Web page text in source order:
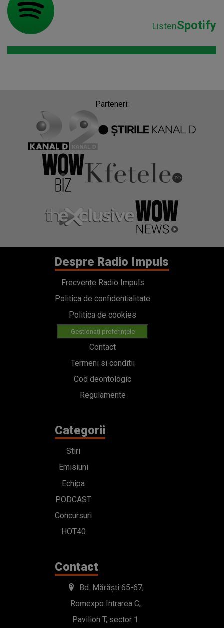
ListenSpotify
Parteneri:
Despre Radio Impuls
Frecvențe Radio Impuls
Politica de confidentialitate
Politica de cookies
Gestionați preferințele
Contact
Termeni si conditii
Cod deontologic
Regulamente
Categorii
Stiri
Emisiuni
Echipa
PODCAST
Concursuri
HOT40
Contact
Bd. Mărăști 65-67,
Romexpo Intrarea C,
Pavilion T, sector 1